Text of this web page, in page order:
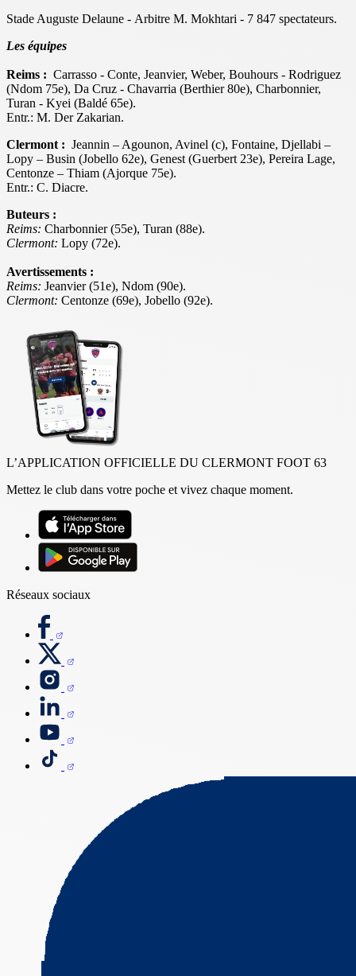
Stade Auguste Delaune - Arbitre M. Mokhtari - 7 847 spectateurs.
Les équipes
Reims : Carrasso - Conte, Jeanvier, Weber, Bouhours - Rodriguez
(Ndom 75e), Da Cruz - Chavarria (Berthier 80e), Charbonnier,
Turan - Kyei (Baldé 65e).
Entr.: M. Der Zakarian.
Clermont : Jeannin – Agounon, Avinel (c), Fontaine, Djellabi –
Lopy – Busin (Jobello 62e), Genest (Guerbert 23e), Pereira Lage,
Centonze – Thiam (Ajorque 75e).
Entr.: C. Diacre.
Buteurs :
Reims: Charbonnier (55e), Turan (88e).
Clermont: Lopy (72e).
Avertissements :
Reims: Jeanvier (51e), Ndom (90e).
Clermont: Centonze (69e), Jobello (92e).
L’APPLICATION OFFICIELLE DU CLERMONT FOOT 63
Mettez le club dans votre poche et vivez chaque moment.
Réseaux sociaux